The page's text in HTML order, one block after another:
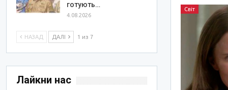
Світ
готують…
4.08.2026
НАЗАД ДАЛІ 1 из 7
Лайкни нас